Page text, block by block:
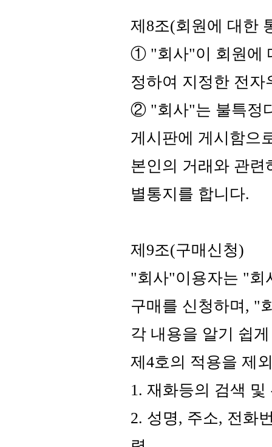
제8조(회원에 대한
① "회사"이 회원에
정하여 지정한 전
② "회사"는 불특정
게시판에 게시함으
본인의 거래와 관
별통지를 합니다.
제9조(구매신청)
"회사"이용자는 "회
구매를 신청하며, "
각 내용을 알기 쉽
제4호의 적용을 제
1. 재화등의 검색 및
2. 성명, 주소, 전화